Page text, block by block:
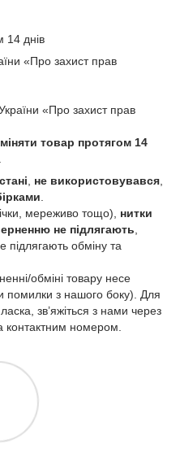
14 днів
«Про захист прав
«Про захист прав
товар протягом 14
не використовувався
мереживо тощо), нитки
не підлягають
підлягають обміну та
обміні товару несе
помилки з нашого боку). Для
зв’яжіться з нами через
контактним номером.